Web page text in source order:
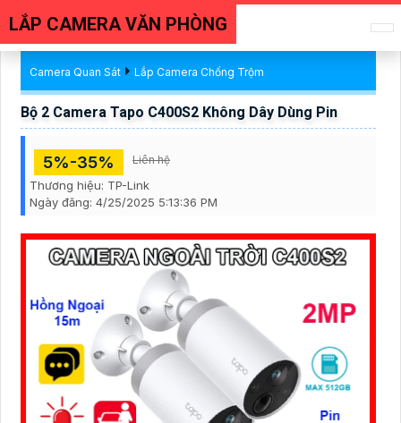
LẮP CAMERA VĂN PHÒNG
Camera Quan Sát Lắp Camera Chống Trộm
Bộ 2 Camera Tapo C400S2 Không Dây Dùng Pin
5%-35% Liên hệ
Thương hiệu: TP-Link
Ngày đăng: 4/25/2025 5:13:36 PM